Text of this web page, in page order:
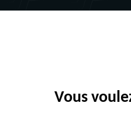
Vous